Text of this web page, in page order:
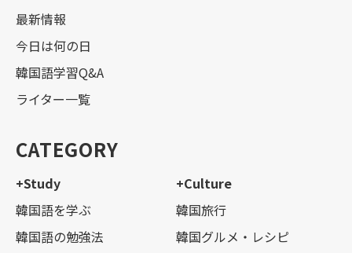
最新情報
今日は何の日
韓国語学習Q&A
ライター一覧
CATEGORY
+Study
韓国語を学ぶ
韓国語の勉強法
+Culture
韓国旅行
韓国グルメ・レシピ